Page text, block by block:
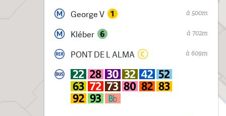
George V à 500m
Kléber à 702m
PONT DE L ALMA à 609m